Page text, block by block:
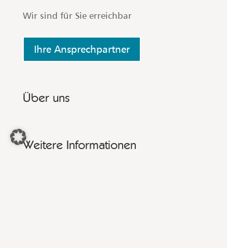
Wir sind für Sie erreichbar
Ihre Ansprechpartner
Über uns
Weitere Informationen